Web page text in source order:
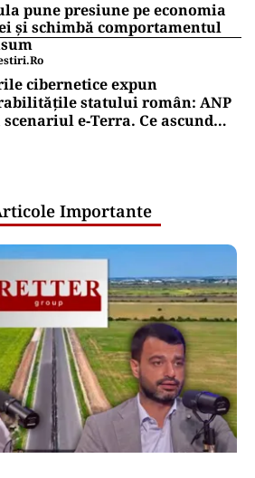
pune presiune pe economia
și schimbă comportamentul
cibernetice expun
statului român: ANP
e‑Terra. Ce ascund
Importante